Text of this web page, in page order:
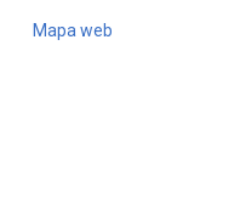
Mapa web